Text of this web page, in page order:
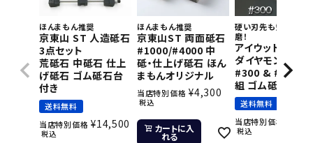
ほんまもん推奨
京東山 ST 人造砥石
3点セット
荒砥石 中砥石 仕上
げ砥石 ゴム砥石台
付き
送料無料
当店特別価格 ¥14,500
税込
ほんまもん推奨
京東山ST 両面砥石
#1000/#4000 中
砥・仕上げ砥石 ほん
まもんオリジナル
当店特別価格 ¥4,300
税込
カートに入
れる
硬い刃先も短時間で
磨！
アイウッド 片面
ダイヤモンド砥石
#300 & #800 2
組 ゴム砥石台付
送料無料
当店特別価格
税込